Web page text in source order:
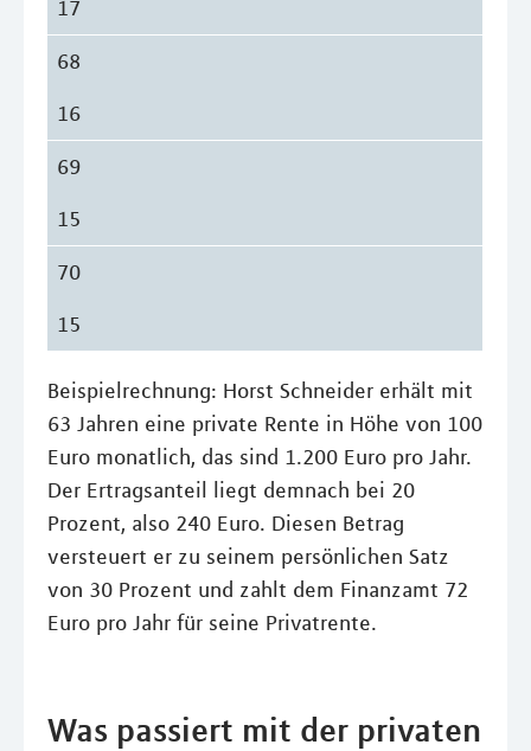
17
68
16
69
15
70
15
Beispielrechnung: Horst Schneider erhält mit
63 Jahren eine private Rente in Höhe von 100
Euro monatlich, das sind 1.200 Euro pro Jahr.
Der Ertragsanteil liegt demnach bei 20
Prozent, also 240 Euro. Diesen Betrag
versteuert er zu seinem persönlichen Satz
von 30 Prozent und zahlt dem Finanzamt 72
Euro pro Jahr für seine Privatrente.
Was passiert mit der privaten